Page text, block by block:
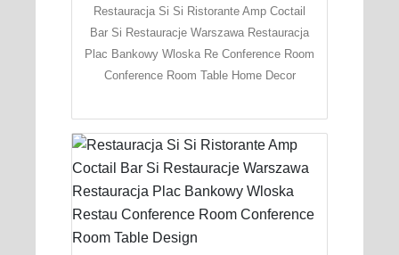
Restauracja Si Si Ristorante Amp Coctail
Bar Si Restauracje Warszawa Restauracja
Plac Bankowy Wloska Re Conference Room
Conference Room Table Home Decor